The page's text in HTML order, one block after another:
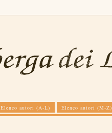
Elenco autori (A-L) Elenco autori (M-Z)